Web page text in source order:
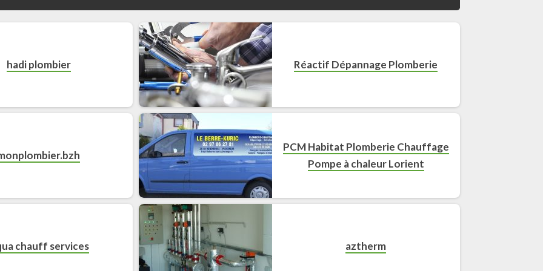
hadi plombier Réactif Dépannage Plomberie
PCM Habitat Plomberie Chauffage
Pompe à chaleur Lorient
chauff services aztherm